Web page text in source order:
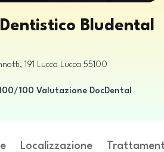
Bludental
191 Lucca Lucca 55100
/100 Valutazione DocDental
Localizzazione